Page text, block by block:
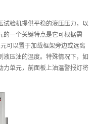
试验机提供平稳的液压压力，以
的一个关键特点是它可根据需
可以置于加载框架旁边或远离
压油的温度。特殊情况下，如
力单元，前面板上油温警报灯将